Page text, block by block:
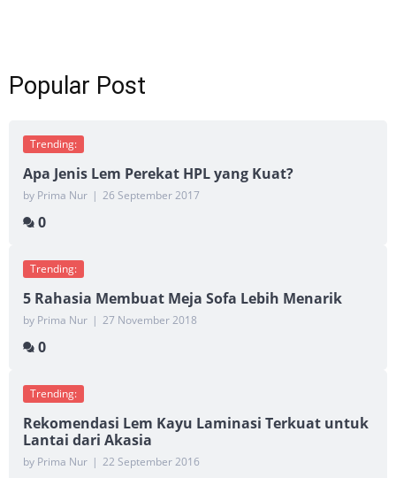
Popular Post
Trending:
Apa Jenis Lem Perekat HPL yang Kuat?
by Prima Nur | 26 September 2017
0
Trending:
5 Rahasia Membuat Meja Sofa Lebih Menarik
by Prima Nur | 27 November 2018
0
Trending:
Rekomendasi Lem Kayu Laminasi Terkuat untuk
Lantai dari Akasia
by Prima Nur | 22 September 2016